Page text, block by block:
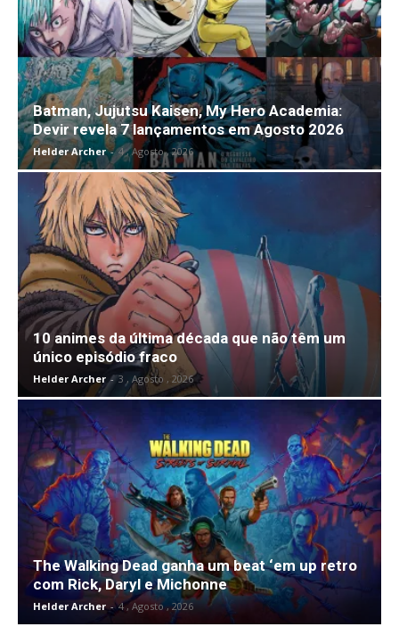
Batman, Jujutsu Kaisen, My Hero Academia:
Devir revela 7 lançamentos em Agosto 2026
Helder Archer - 4 , Agosto , 2026
10 animes da última década que não têm um
único episódio fraco
Helder Archer - 3 , Agosto , 2026
The Walking Dead ganha um beat ‘em up retro
com Rick, Daryl e Michonne
Helder Archer - 4 , Agosto , 2026